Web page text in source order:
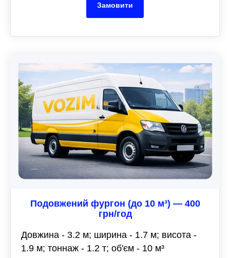
Замовити
Подовжений фургон (до 10 м³) — 400
грн/год
Довжина - 3.2 м; ширина - 1.7 м; висота -
1.9 м; тоннаж - 1.2 т; об'єм - 10 м³